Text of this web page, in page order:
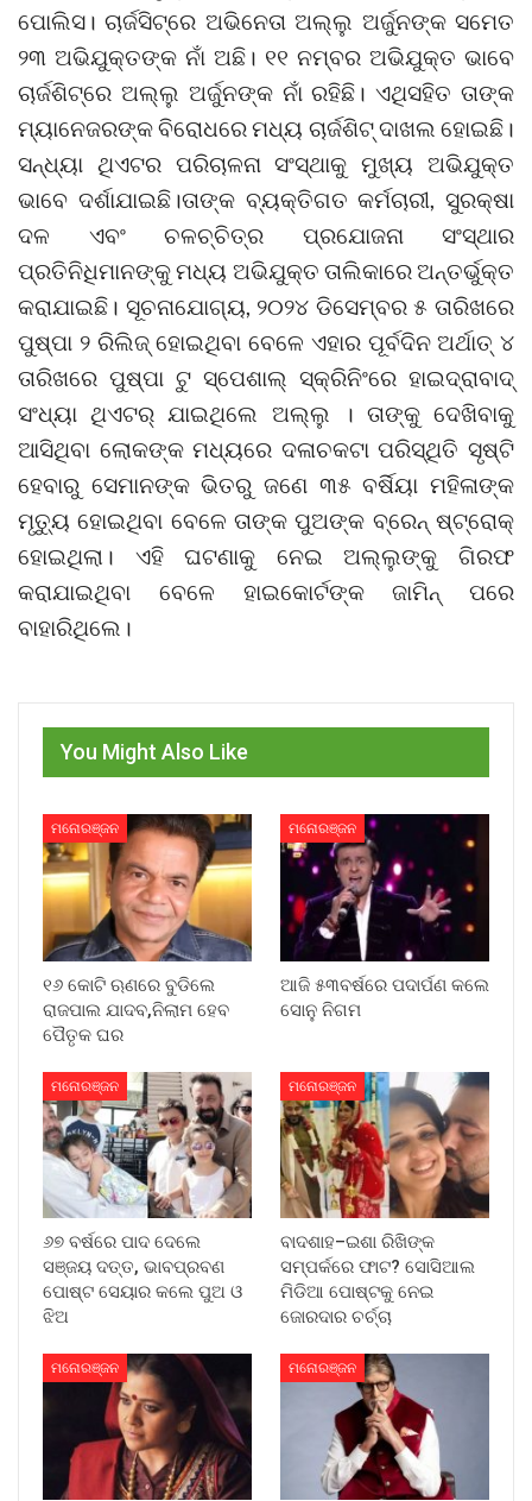
ପୋଲିସ। ଚାର୍ଜସିଟ୍‌ରେ ଅଭିନେତା ଅଲ୍ଲୁ ଅର୍ଜୁନଙ୍କ ସମେତ
୨୩ ଅଭିଯୁକ୍ତଙ୍କ ନାଁ ଅଛି। ୧୧ ନମ୍ବର ଅଭିଯୁକ୍ତ ଭାବେ
ଚାର୍ଜଶିଟ୍‌ରେ ଅଲ୍ଲୁ ଅର୍ଜୁନଙ୍କ ନାଁ ରହିଛି। ଏଥିସହିତ ତାଙ୍କ
ମ୍ୟାନେଜରଙ୍କ ବିରୋଧରେ ମଧ୍ୟ ଚାର୍ଜଶିଟ୍‌ ଦାଖଲ ହୋଇଛି।
ସନ୍ଧ୍ୟା ଥିଏଟର ପରିଚାଳନା ସଂସ୍ଥାକୁ ମୁଖ୍ୟ ଅଭିଯୁକ୍ତ
ଭାବେ ଦର୍ଶାଯାଇଛି।ତାଙ୍କ ବ୍ୟକ୍ତିଗତ କର୍ମଚାରୀ, ସୁରକ୍ଷା
ଦଳ ଏବଂ ଚଳଚ୍ଚିତ୍ର ପ୍ରଯୋଜନା ସଂସ୍ଥାର
ପ୍ରତିନିଧିମାନଙ୍କୁ ମଧ୍ୟ ଅଭିଯୁକ୍ତ ତାଲିକାରେ ଅନ୍ତର୍ଭୁକ୍ତ
କରାଯାଇଛି। ସୂଚନାଯୋଗ୍ୟ, ୨୦୨୪ ଡିସେମ୍ବର ୫ ତାରିଖରେ
ପୁଷ୍ପା ୨ ରିଲିଜ୍ ହୋଇଥିବା ବେଳେ ଏହାର ପୂର୍ବଦିନ ଅର୍ଥାତ୍ ୪
ତାରିଖରେ ପୁଷ୍ପା ଟୁ ସ୍ପେଶାଲ୍ ସ୍କ୍ରିନିଂରେ ହାଇଦ୍ରାବାଦ୍
ସଂଧ୍ୟା ଥିଏଟର୍ ଯାଇଥିଲେ ଅଲ୍ଲୁ । ତାଙ୍କୁ ଦେଖିବାକୁ
ଆସିଥିବା ଲୋକଙ୍କ ମଧ୍ୟରେ ଦଳାଚକଟା ପରିସ୍ଥିତି ସୃଷ୍ଟି
ହେବାରୁ ସେମାନଙ୍କ ଭିତରୁ ଜଣେ ୩୫ ବର୍ଷିୟା ମହିଳାଙ୍କ
ମୃତ୍ୟୁ ହୋଇଥିବା ବେଳେ ତାଙ୍କ ପୁଅଙ୍କ ବ୍ରେନ୍ ଷ୍ଟ୍ରୋକ୍
ହୋଇଥିଲା। ଏହି ଘଟଣାକୁ ନେଇ ଅଲ୍ଲୁଙ୍କୁ ଗିରଫ
କରାଯାଇଥିବା ବେଳେ ହାଇକୋର୍ଟଙ୍କ ଜାମିନ୍ ପରେ
ବାହାରିଥିଲେ।
You Might Also Like
ମନୋରଞ୍ଜନ
୧୬ କୋଟି ଋଣରେ ବୁଡିଲେ
ରାଜପାଲ ଯାଦବ,ନିଲାମ ହେବ
ପୈତୃକ ଘର
ମନୋରଞ୍ଜନ
ଆଜି ୫୩ବର୍ଷରେ ପଦାର୍ପଣ କଲେ
ସୋନୁ ନିଗମ
ମନୋରଞ୍ଜନ
୬୭ ବର୍ଷରେ ପାଦ ଦେଲେ
ସଞ୍ଜୟ ଦତ୍ତ, ଭାବପ୍ରବଣ
ପୋଷ୍ଟ ସେୟାର କଲେ ପୁଅ ଓ
ଝିଅ
ମନୋରଞ୍ଜନ
ବାଦଶାହ–ଇଶା ରିଖିଙ୍କ
ସମ୍ପର୍କରେ ଫାଟ? ସୋସିଆଲ
ମିଡିଆ ପୋଷ୍ଟକୁ ନେଇ
ଜୋରଦାର ଚର୍ଚ୍ଚା
ମନୋରଞ୍ଜନ ମନୋରଞ୍ଜନ